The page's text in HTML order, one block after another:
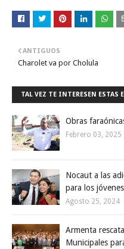
ANTIGUOS
Charolet va por Cholula
TAL VEZ TE INTERESEN ESTAS
Obras
Febrero 03, 2025
Nocaut a las
para los
Agosto 25, 2024
Armenta
Municipales